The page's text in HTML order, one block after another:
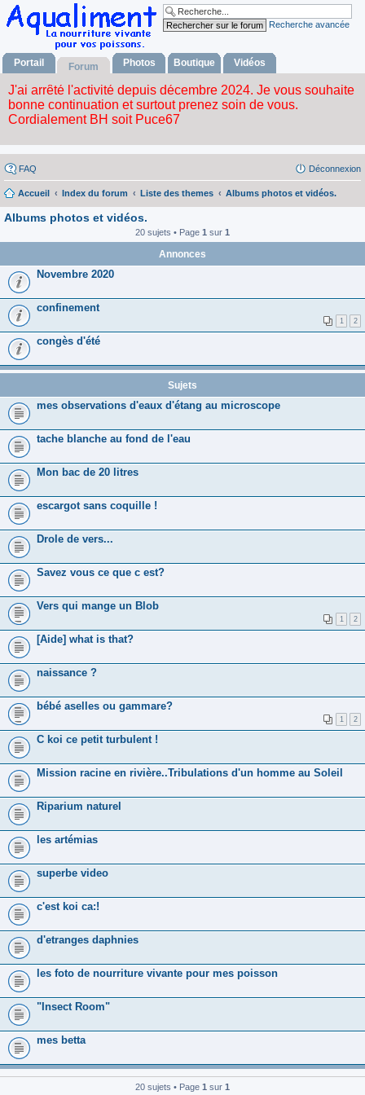
Recherche avancée
Portail Forum Photos Boutique Vidéos
FAQ Déconnexion
Accueil Index du forum Liste des themes Albums photos et vidéos.
Albums photos et vidéos.
20 sujets • Page 1 sur 1
Annonces
Novembre 2020
confinement
1 2
congès d'été
Sujets
mes observations d'eaux d'étang au microscope
tache blanche au fond de l'eau
Mon bac de 20 litres
escargot sans coquille !
Drole de vers...
Savez vous ce que c est?
Vers qui mange un Blob
1 2
[Aide] what is that?
naissance ?
bébé aselles ou gammare?
1 2
C koi ce petit turbulent !
Mission racine en rivière..Tribulations d'un homme au Soleil
Riparium naturel
les artémias
superbe video
c'est koi ca:!
d'etranges daphnies
les foto de nourriture vivante pour mes poisson
"Insect Room"
mes betta
20 sujets • Page 1 sur 1